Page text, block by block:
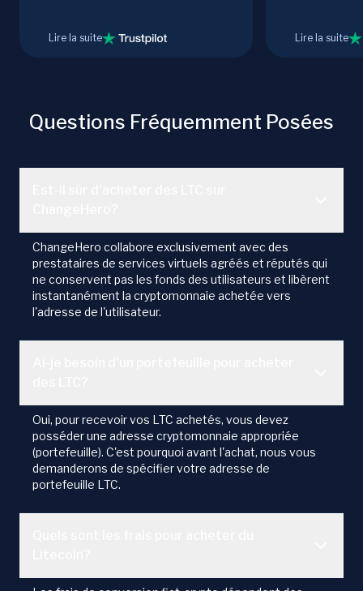
Lire la suite Lire la suite
Questions Fréquemment Posées
ChangeHero collabore exclusivement avec des
prestataires de services virtuels agréés et réputés qui
ne conservent pas les fonds des utilisateurs et libèrent
instantanément la cryptomonnaie achetée vers
l'adresse de l'utilisateur.
Oui, pour recevoir vos LTC achetés, vous devez
posséder une adresse cryptomonnaie appropriée
(portefeuille). C'est pourquoi avant l'achat, nous vous
demanderons de spécifier votre adresse de
portefeuille LTC.